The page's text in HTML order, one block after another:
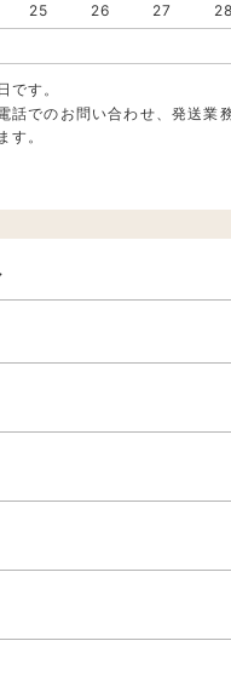
25 26 27 28
です。
話でのお問い合わせ、発送業
す。